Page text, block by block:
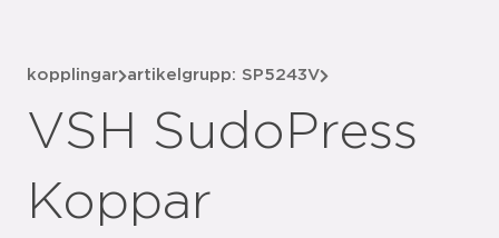
kopplingar artikelgrupp: SP5243V
VSH SudoPress
Koppar